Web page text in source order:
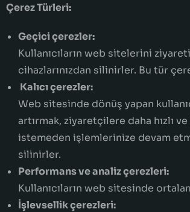
Çerez Türleri:
Geçici çerezler:
Kullanıcıların web sitelerini
cihazlarınızdan silinirler. Bu tür
Kalıcı çerezler:
Web sitesinde dönüş yapan
artırmak, ziyaretçilere daha hızlı
istemeden işlemlerinize devam
silinirler.
Performans ve analiz çerezleri:
Kullanıcıların web sitesinde
İşlevsellik çerezleri: